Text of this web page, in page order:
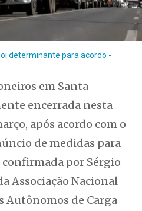
determinante para acordo -
em Santa
encerrada nesta
após acordo com o
de medidas para
confirmada por Sérgio
Associação Nacional
Autônomos de Carga